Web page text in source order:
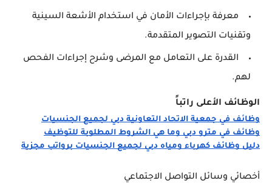
معرفة بإجراءات الأمان في استخدام الأشعة السينية
وتقنيات التصوير المتقدمة.
القدرة على التعامل مع المرضى وشرح إجراءات الفحص
لهم.
الوظائف الأعلى راتباً
وظائف في جمعية الاتحاد التعاونية دبي لجميع الجنسيات
وظائف في مترو دبي وما هي الشروط المطلوبة للتوظيف
دليل وظائف كهرباء ومياه دبي لجميع الجنسيات برواتب مجزية
أخصائي وسائل التواصل الاجتماعي